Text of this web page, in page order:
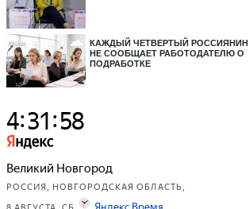
КАЖДЫЙ ЧЕТВЕРТЫЙ РОССИЯНИН
НЕ СООБЩАЕТ РАБОТОДАТЕЛЮ О
ПОДРАБОТКЕ